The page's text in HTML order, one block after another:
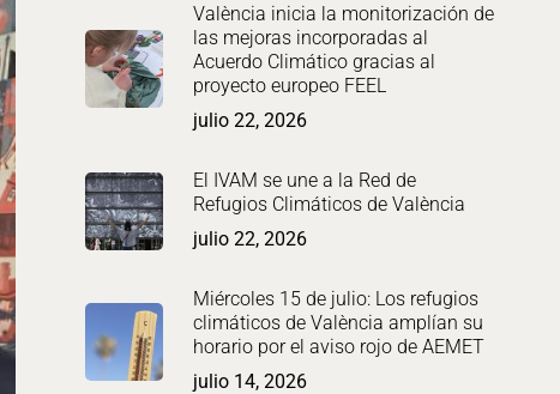
València inicia la monitorización de
las mejoras incorporadas al
Acuerdo Climático gracias al
proyecto europeo FEEL
julio 22, 2026
El IVAM se une a la Red de
Refugios Climáticos de València
julio 22, 2026
Miércoles 15 de julio: Los refugios
climáticos de València amplían su
horario por el aviso rojo de AEMET
julio 14, 2026